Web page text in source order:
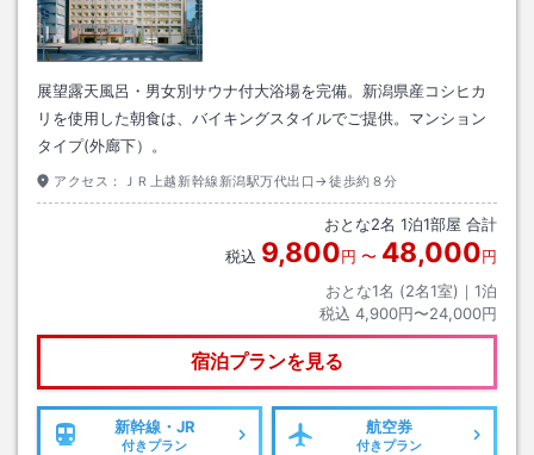
展望露天風呂・男女別サウナ付大浴場を完備。新潟県産コシヒカ
リを使用した朝食は、バイキングスタイルでご提供。マンション
タイプ(外廊下）。
アクセス： ＪＲ上越新幹線新潟駅万代出口→徒歩約８分
おとな2名 1泊1部屋 合計
税込 9,800円 〜 48,000円
おとな1名 (2名1室)｜ 1泊
税込 4,900円〜24,000円
宿泊プランを見る
新幹線・JR
付きプラン
航空券
付きプラン